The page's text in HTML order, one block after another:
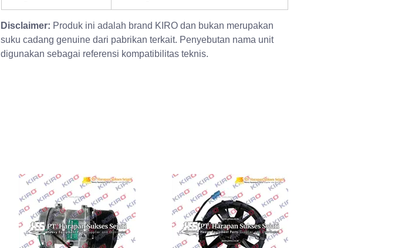
Disclaimer: Produk ini adalah brand KIRO dan bukan merupakan
suku cadang genuine dari pabrikan terkait. Penyebutan nama unit
digunakan sebagai referensi kompatibilitas teknis.